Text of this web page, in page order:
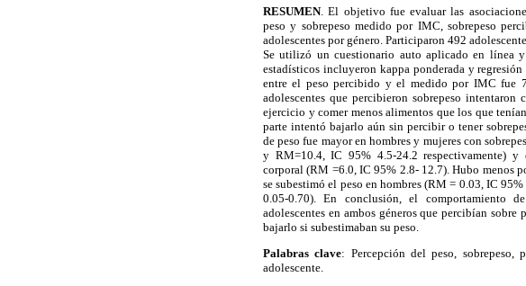
RESUMEN. El objetivo fue evaluar las
peso y sobrepeso medido por IMC, sobrepeso
adolescentes por género. Participaron 492
Se utilizó un cuestionario auto aplicado en línea
estadísticos incluyeron kappa ponderada y
entre el peso percibido y el medido por IMC fue
adolescentes que percibieron sobrepeso intentaron
ejercicio y comer menos alimentos que los que
parte intentó bajarlo aún sin percibir o tener
de peso fue mayor en hombres y mujeres con
y RM=10.4, IC 95% 4.5-24.2 respectivamente) y
corporal (RM =6.0, IC 95% 2.8- 12.7). Hubo menos
se subestimó el peso en hombres (RM = 0.03, IC
0.05-0.70). En conclusión, el comportamiento
adolescentes en ambos géneros que percibían
bajarlo si subestimaban su peso.
Palabras clave: Percepción del peso, sobrepeso,
adolescente.